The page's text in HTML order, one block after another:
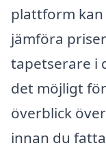
plattform
jämföra
tapetserare i
det möjligt
överblick
innan du